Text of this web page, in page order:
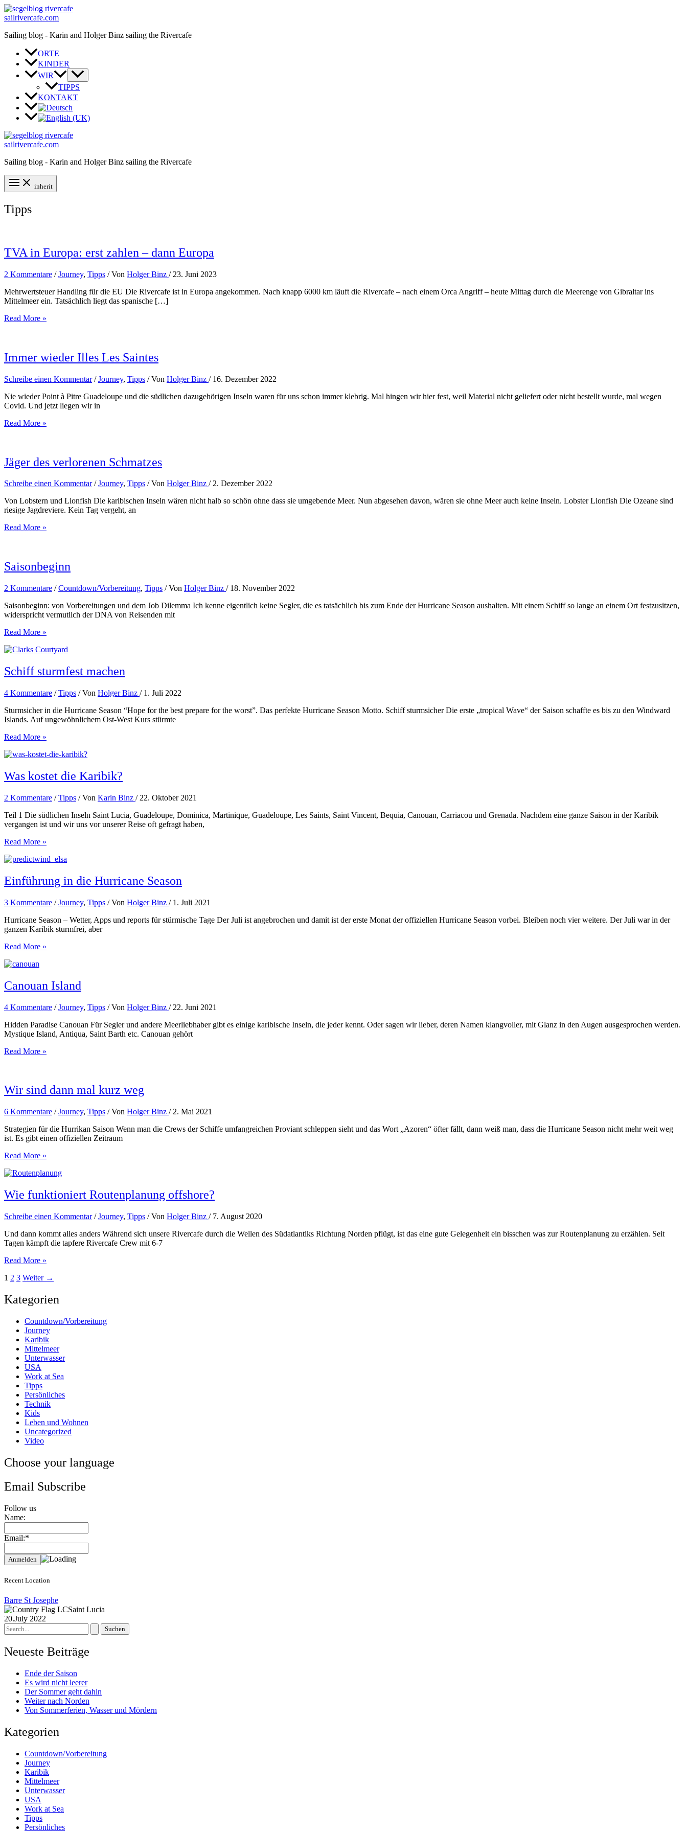
Zum
Inhalt
sailrivercafe.com
Sailing blog - Karin and Holger Binz sailing the Rivercafe
ORTE
KINDER
WIR
TIPPS
KONTAKT
sailrivercafe.com
Sailing blog - Karin and Holger Binz sailing the Rivercafe
inherit
Tipps
TVA in Europa: erst zahlen – dann Europa
2 Kommentare /Journey, Tipps / Von Holger Binz / 23. Juni 2023
Mehrwertsteuer Handling für die EU Die Rivercafe ist in Europa angekommen. Nach knapp 6000 km läuft die Rivercafe – nach einem Orca Angriff – heute Mittag durch die Meerenge von Gibraltar ins
Mittelmeer ein. Tatsächlich liegt das spanische […]
TVA
zahlen
–
Europa
Read More »
Immer wieder Illes Les Saintes
Schreibe einen Kommentar /Journey, Tipps / Von Holger Binz / 16. Dezember 2022
Nie wieder Point à Pitre Guadeloupe und die südlichen dazugehörigen Inseln waren für uns schon immer klebrig. Mal hingen wir hier fest, weil Material nicht geliefert oder nicht bestellt wurde, mal wegen
Covid. Und jetzt liegen wir in
Immer
Saintes
Read More »
Jäger des verlorenen Schmatzes
Schreibe einen Kommentar /Journey, Tipps / Von Holger Binz /2. Dezember 2022
Von Lobstern und Lionfish Die karibischen Inseln wären nicht halb so schön ohne dass sie umgebende Meer. Nun abgesehen davon, wären sie ohne Meer auch keine Inseln. Lobster Lionfish Die Ozeane sind
riesige Jagdreviere. Kein Tag vergeht, an
Jäger
Read More »
Saisonbeginn
2 Kommentare /Countdown/Vorbereitung, Tipps / Von Holger Binz / 18. November 2022
Saisonbeginn: von Vorbereitungen und dem Job Dilemma Ich kenne eigentlich keine Segler, die es tatsächlich bis zum Ende der Hurricane Season aushalten. Mit einem Schiff so lange an einem Ort festzusitzen,
widerspricht vermutlich der DNA von Reisenden mit
Saisonbeginn
Read More »
Schiff sturmfest machen
4 Kommentare /Tipps / Von Holger Binz / 1. Juli 2022
Sturmsicher in die Hurricane Season “Hope for the best prepare for the worst”. Das perfekte Hurricane Season Motto. Schiff sturmsicher Die erste „tropical Wave“ der Saison schaffte es bis zu den Windward
Islands. Auf ungewöhnlichem Ost-West Kurs stürmte
Schiff
machen
Read More »
Was kostet die Karibik?
2 Kommentare /Tipps / Von Karin Binz / 22. Oktober 2021
Teil 1 Die südlichen Inseln Saint Lucia, Guadeloupe, Dominica, Martinique, Guadeloupe, Les Saints, Saint Vincent, Bequia, Canouan, Carriacou und Grenada. Nachdem eine ganze Saison in der Karibik
vergangen ist und wir uns vor unserer Reise oft gefragt haben,
Was
die
Read More »
Einführung in die Hurricane Season
3 Kommentare /Journey, Tipps / Von Holger Binz / 1. Juli 2021
Hurricane Season – Wetter, Apps und reports für stürmische Tage Der Juli ist angebrochen und damit ist der erste Monat der offiziellen Hurricane Season vorbei. Bleiben noch vier weitere. Der Juli war in der
ganzen Karibik sturmfrei, aber
Einführung
die
Season
Read More »
Canouan Island
4 Kommentare /Journey, Tipps / Von Holger Binz / 22. Juni 2021
Hidden Paradise Canouan Für Segler und andere Meerliebhaber gibt es einige karibische Inseln, die jeder kennt. Oder sagen wir lieber, deren Namen klangvoller, mit Glanz in den Augen ausgesprochen werden.
Mystique Island, Antiqua, Saint Barth etc. Canouan gehört
Canouan
Read More »
Wir sind dann mal kurz weg
6 Kommentare /Journey, Tipps / Von Holger Binz / 2. Mai 2021
Strategien für die Hurrikan Saison Wenn man die Crews der Schiffe umfangreichen Proviant schleppen sieht und das Wort „Azoren“ öfter fällt, dann weiß man, dass die Hurricane Season nicht mehr weit weg
ist. Es gibt einen offiziellen Zeitraum
Wir
dann
kurz
weg
Read More »
Wie funktioniert Routenplanung offshore?
Schreibe einen Kommentar /Journey, Tipps / Von Holger Binz / 7. August 2020
Und dann kommt alles anders Während sich unsere Rivercafe durch die Wellen des Südatlantiks Richtung Norden pflügt, ist das eine gute Gelegenheit ein bisschen was zur Routenplanung zu erzählen. Seit
Tagen kämpft die tapfere Rivercafe Crew mit 6-7
Wie
Routenplanung
Read More »
1 2 3 Weiter →
Kategorien
Countdown/Vorbereitung
Journey
Karibik
Mittelmeer
Unterwasser
USA
Work at Sea
Tipps
Persönliches
Technik
Kids
Leben und Wohnen
Uncategorized
Video
Choose your language
Email Subscribe
Follow us
Name:
Email:*
Recent Location
Barre St Josephe
Saint Lucia
20.July 2022
Suchen
nach:
Neueste Beiträge
Ende der Saison
Es wird nicht leerer
Der Sommer geht dahin
Weiter nach Norden
Von Sommerferien, Wasser und Mördern
Kategorien
Countdown/Vorbereitung
Journey
Karibik
Mittelmeer
Unterwasser
USA
Work at Sea
Tipps
Persönliches